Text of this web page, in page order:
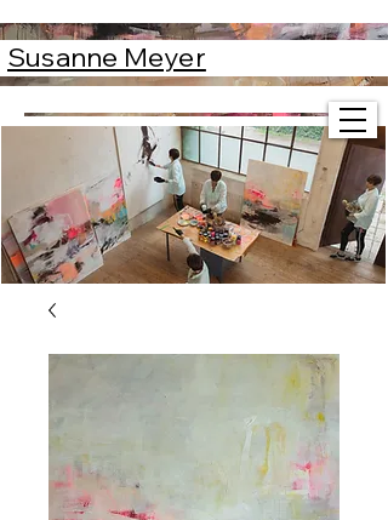
Susanne Meyer
Susanne Meyer